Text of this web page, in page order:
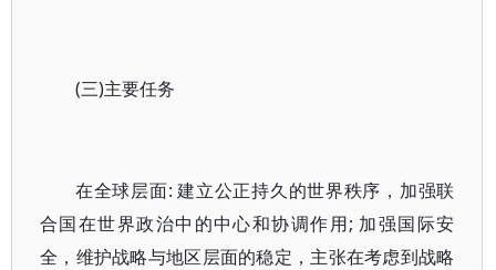
(三)主要任务
在全球层面: 建立公正持久的世界秩序，加强联
合国在世界政治中的中心和协调作用; 加强国际安
全，维护战略与地区层面的稳定，主张在考虑到战略